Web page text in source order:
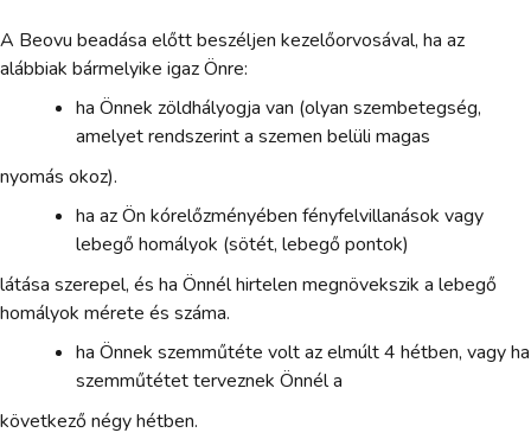
A Beovu beadása előtt beszéljen kezelőorvosával, ha az
alábbiak bármelyike igaz Önre:
ha Önnek zöldhályogja van (olyan szembetegség,
amelyet rendszerint a szemen belüli magas
nyomás okoz).
ha az Ön kórelőzményében fényfelvillanások vagy
lebegő homályok (sötét, lebegő pontok)
látása szerepel, és ha Önnél hirtelen megnövekszik a lebegő
homályok mérete és száma.
ha Önnek szemműtéte volt az elmúlt 4 hétben, vagy ha
szemműtétet terveznek Önnél a
következő négy hétben.